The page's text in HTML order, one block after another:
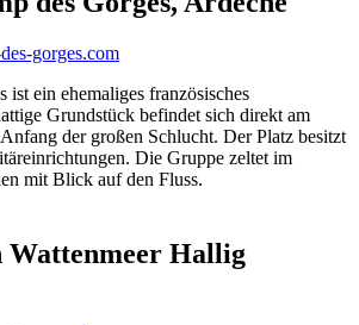
gorges.com
ist ein ehemaliges französisches
Grundstück befindet sich direkt am
der großen Schlucht. Der Platz besitzt
Die Gruppe zeltet im
mit Blick auf den Fluss.
Wattenmeer Hallig